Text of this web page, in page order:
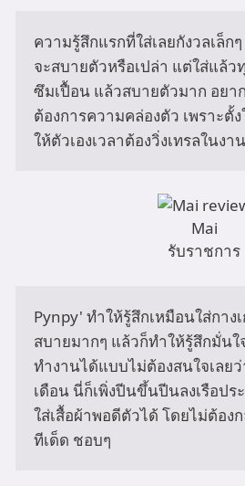
ความรู้สึกแรกที่ใส่เลยกังวลเล็ก
จะสบายตัวหรือเปล่า แต่ใส่แล้ว
ซึมเปื้อน แล้วสบายตัวมาก อยา
ต้องการความคล่องตัว เพราะตั้
ให้ตัวเองเวลาต้องวิ่งเทรลในง
Mai
รับราชการ
Pynpy' ทำให้รู้สึกเหมือนใส่กาง
สบายมากๆ แล้วก็ทำให้รู้สึกมั่นใ
ทำงานได้แบบไม่ต้องสนใจเลย
เดือน นี่ก็เพิ่งปีนขึ้นปีนลงเรือปร
ใส่เสื้อผ้าพอดีตัวได้ โดยไม่ต้อง
ทีเด็ด ชอบๆ